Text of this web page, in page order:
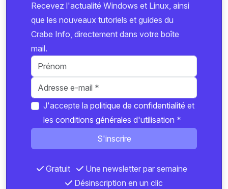
Recevez l'actualité Windows et Linux, ainsi
que les nouveaux tutoriels et guides du
Crabe Info, directement dans votre boîte
mail.
J'accepte la politique de confidentialité et
les conditions générales d'utilisation *
S'inscrire
Gratuit
Une newsletter par semaine
Désinscription en un clic